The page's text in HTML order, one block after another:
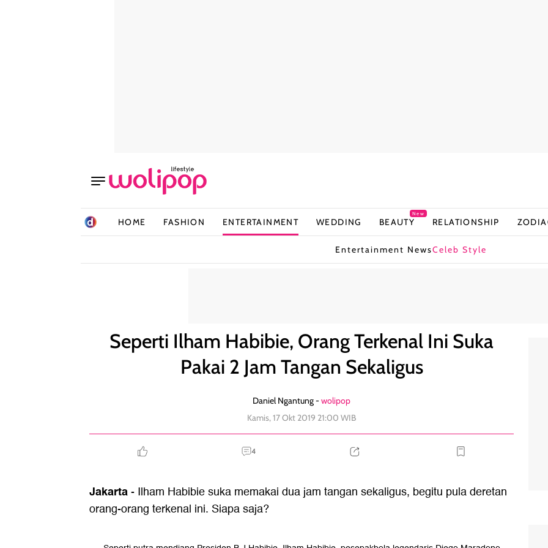
HOME FASHION ENTERTAINMENT WEDDING BEAUTY
New
RELATIONSHIP
Entertainment NewsCeleb Style
Seperti Ilham Habibie, Orang Terkenal Ini Suka
Pakai 2 Jam Tangan Sekaligus
Daniel Ngantung -wolipop
Kamis, 17 Okt 2019 21:00 WIB
4
Jakarta- Ilham Habibie suka memakai dua jam tangan sekaligus, begitu pula deretan
orang-orang terkenal ini. Siapa saja?